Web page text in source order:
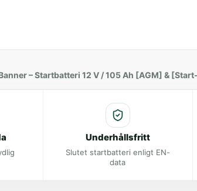
– Startbatteri 12 V / 105 Ah [AGM] &
Underhållsfritt
Slutet startbatteri enligt EN-
data